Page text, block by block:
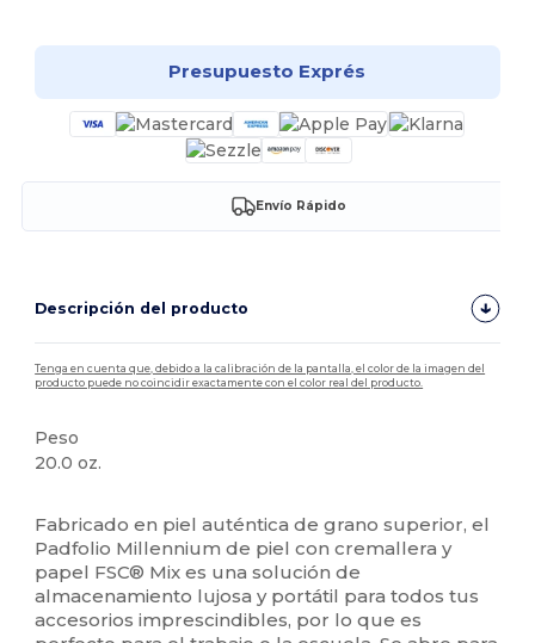
Presupuesto Exprés
Envío Rápido
Descripción del producto
Tenga en cuenta que, debido a la calibración de la pantalla, el color de la imagen del
producto puede no coincidir exactamente con el color real del producto.
Peso
20.0 oz.
Fabricado en piel auténtica de grano superior, el
Padfolio Millennium de piel con cremallera y
papel FSC® Mix es una solución de
almacenamiento lujosa y portátil para todos tus
accesorios imprescindibles, por lo que es